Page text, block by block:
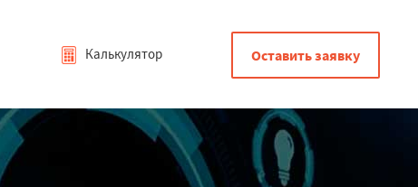
Калькулятор Оставить заявку